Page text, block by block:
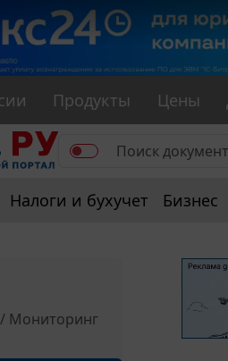
Продукты Цены
Налоги и бухучет Бизнес
Мониторинг